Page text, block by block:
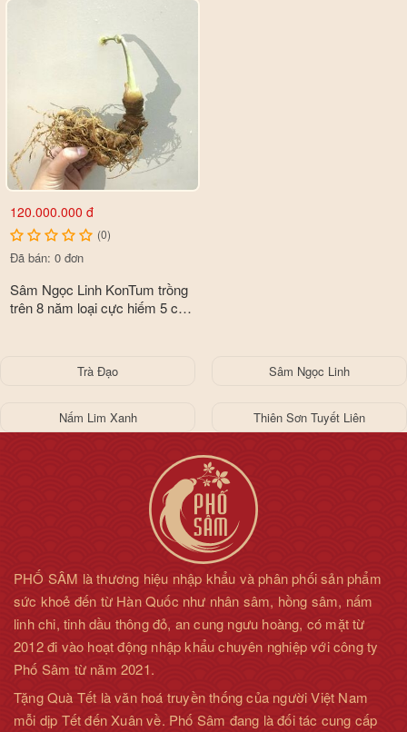
Công dụng
- Giúp cầm máu, chữa lành vết thương nhỏ, trị bệnh sốt rét,
đau bụng thông
thường.
- Bổ sung nguồn dưỡng chất cần thiết giúp cơ thể nhanh chóng
phục hồi sức khỏe,
nhất là với người bệnh.
oxy hóa gây tình
trạng lão hóa, ngừa ung thư, bảo vệ gan.
- Cải thiện trí nhớ, tăng cường thị lực trí lực, giảm thiểu tình
thể, suy ngược tinh thần, điều chỉnh huyết áp đối với người
- Tăng cường vị giác, giúp ăn ngon, cải thiện giấc ngủ.
- Có khả năng kết hợp với thuốc kháng sinh và thuốc trị tiểu
đường để tăng khả
- Tăng khả năng tái tạo hồng cầu và tiểu cầu.
120.000.000 đ
(0)
Đã bán: 0 đơn
Sâm Ngọc Linh KonTum trồng
trên 8 năm loại cực hiếm 5 củ
Trà Đạo Sâm Ngọc Linh
Nấm Lim Xanh Thiên Sơn Tuyết Liên
PHỐ SÂM là thương hiệu nhập khẩu và phân phối sản phẩm
sức khoẻ đến từ Hàn Quốc như nhân sâm, hồng sâm, nấm
linh chi, tinh dầu thông đỏ, an cung ngưu hoàng, có mặt từ
2012 đi vào hoạt động nhập khẩu chuyên nghiệp với công ty
Phố Sâm từ năm 2021.
Tặng Quà Tết là văn hoá truyền thống của người Việt Nam
mỗi dịp Tết đến Xuân về. Phố Sâm đang là đối tác cung cấp